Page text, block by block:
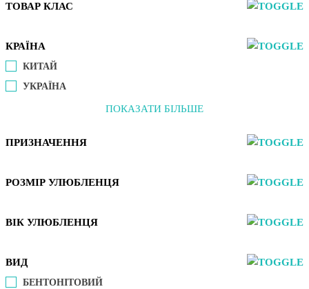
ТОВАР КЛАС
КРАЇНА
КИТАЙ
УКРАЇНА
ПОКАЗАТИ БІЛЬШЕ
ПРИЗНАЧЕННЯ
РОЗМІР УЛЮБЛЕНЦЯ
ВІК УЛЮБЛЕНЦЯ
ВИД
БЕНТОНІТОВИЙ